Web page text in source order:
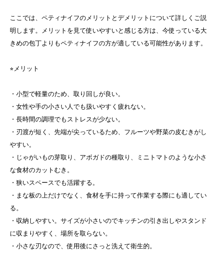
ここでは、ペティナイフのメリットとデメリットについて詳しくご説
明します。メリットを見て使いやすいと感じる方は、今使っている大
きめの包丁よりもペティナイフの方が適している可能性があります。
⭐︎メリット
・小型で軽量のため、取り回しが良い。
・女性や手の小さい人でも扱いやすく疲れない。
・長時間の調理でもストレスが少ない。
・刃渡が短く、先端が尖っているため、フルーツや野菜の皮むきがし
やすい。
・じゃがいもの芽取り、アボガドの種取り、ミニトマトのような小さ
な食材のカットむき。
・狭いスペースでも活躍する。
・まな板の上だけでなく、食材を手に持って作業する際にも適してい
る。
・収納しやすい。サイズが小さいのでキッチンの引き出しやスタンド
に収まりやすく、場所を取らない。
・小さな刃なので、使用後にさっと洗えて衛生的。